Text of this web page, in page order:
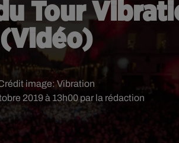
Tour
(Vidéo)
2019 à 13h00 par la rédaction
image:Vibration